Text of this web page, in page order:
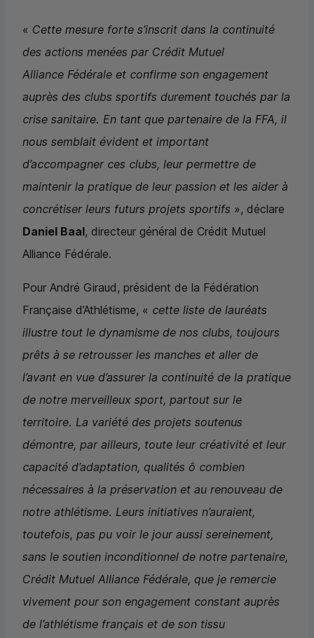
« Cette mesure forte s’inscrit dans la continuité
des actions menées par Crédit Mutuel
Alliance Fédérale et confirme son engagement
auprès des clubs sportifs durement touchés par la
crise sanitaire. En tant que partenaire de la FFA, il
nous semblait évident et important
d’accompagner ces clubs, leur permettre de
maintenir la pratique de leur passion et les aider à
concrétiser leurs futurs projets sportifs », déclare
Daniel Baal, directeur général de Crédit Mutuel
Alliance Fédérale.
Pour André Giraud, président de la Fédération
Française d’Athlétisme, « cette liste de lauréats
illustre tout le dynamisme de nos clubs, toujours
prêts à se retrousser les manches et aller de
l’avant en vue d’assurer la continuité de la pratique
de notre merveilleux sport, partout sur le
territoire. La variété des projets soutenus
démontre, par ailleurs, toute leur créativité et leur
capacité d’adaptation, qualités ô combien
nécessaires à la préservation et au renouveau de
notre athlétisme. Leurs initiatives n’auraient,
toutefois, pas pu voir le jour aussi sereinement,
sans le soutien inconditionnel de notre partenaire,
Crédit Mutuel Alliance Fédérale, que je remercie
vivement pour son engagement constant auprès
de l’athlétisme français et de son tissu